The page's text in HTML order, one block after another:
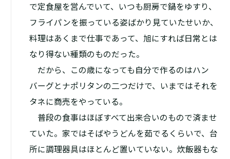
で定食屋を営んでいて、いつも厨房で鍋をゆすり、
フライパンを振っている姿ばかり見ていたせいか、
料理はあくまで仕事であって、旭にすれば日常とは
なり得ない種類のものだった。
だから、この歳になっても自分で作るのはハン
バーグとナポリタンの二つだけで、いまではそれを
タネに商売をやっている。
普段の食事はほぼすべて出来合いのもので済ませ
ていた。家ではそばやうどんを茹でるくらいで、台
所に調理器具はほとんど置いていない。炊飯器もな